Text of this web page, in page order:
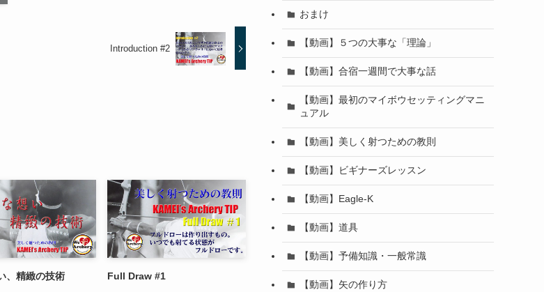
Introduction #2
、精緻の技術 Full Draw #1
おまけ
【動画】５つの大事な「理論」
【動画】合宿一週間で大事な話
【動画】最初のマイボウセッティングマニ
ュアル
【動画】美しく射つための教則
【動画】ビギナーズレッスン
【動画】Eagle-K
【動画】道具
【動画】予備知識・一般常識
【動画】矢の作り方